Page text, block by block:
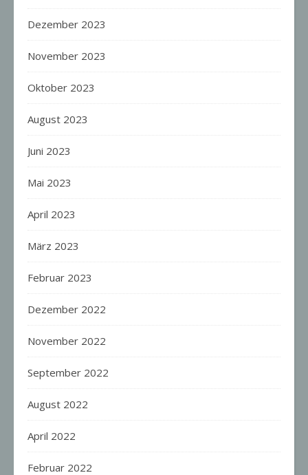
Dezember 2023
November 2023
Oktober 2023
August 2023
Juni 2023
Mai 2023
April 2023
März 2023
Februar 2023
Dezember 2022
November 2022
September 2022
August 2022
April 2022
Februar 2022